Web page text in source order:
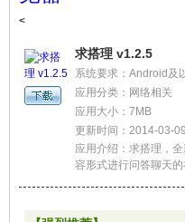
<
求搭理 v1.2.5
系统要求：Android及
应用分类：网络相关
应用大小：7MB
更新时间：2014-03-09
应用介绍：求搭理，
容形式进行问答聊天